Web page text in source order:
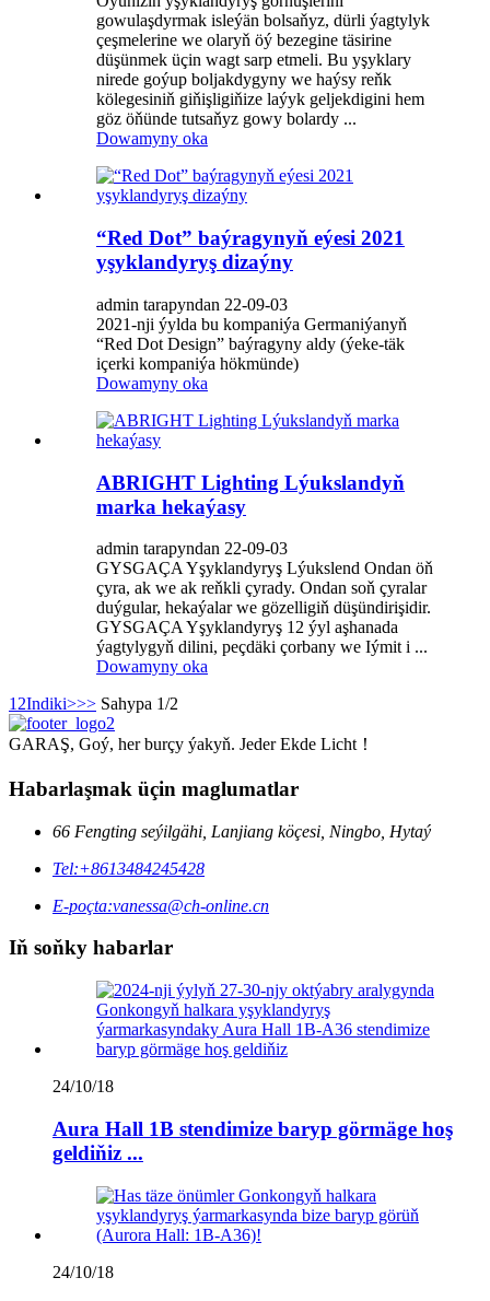
gowulaşdyrmak isleýän bolsaňyz, dürli ýagtylyk
çeşmelerine we olaryň öý bezegine täsirine
düşünmek üçin wagt sarp etmeli. Bu yşyklary
nirede goýup boljakdygyny we haýsy reňk
kölegesiniň giňişligiňize laýyk geljekdigini hem
göz öňünde tutsaňyz gowy bolardy ...
Dowamyny oka
“Red Dot” baýragynyň eýesi 2021
yşyklandyryş dizaýny
admin tarapyndan 22-09-03
2021-nji ýylda bu kompaniýa Germaniýanyň
“Red Dot Design” baýragyny aldy (ýeke-täk
içerki kompaniýa hökmünde)
Dowamyny oka
ABRIGHT Lighting Lýukslandyň
marka hekaýasy
admin tarapyndan 22-09-03
GYSGAÇA Yşyklandyryş Lýukslend Ondan öň
çyra, ak we ak reňkli çyrady. Ondan soň çyralar
duýgular, hekaýalar we gözelligiň düşündirişidir.
GYSGAÇA Yşyklandyryş 12 ýyl aşhanada
ýagtylygyň dilini, peçdäki çorbany we Iýmit i ...
Dowamyny oka
1 2Indiki>>> Sahypa 1/2
GARAŞ, Goý, her burçy ýakyň. Jeder Ekde Licht！
Habarlaşmak üçin maglumatlar
66 Fengting seýilgähi, Lanjiang köçesi, Ningbo, Hytaý
Tel:+8613484245428
E-poçta:vanessa@ch-online.cn
Iň soňky habarlar
24/10/18
Aura Hall 1B stendimize baryp görmäge hoş
geldiňiz ...
24/10/18